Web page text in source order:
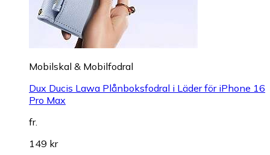
Mobilskal & Mobilfodral
Dux Ducis Lawa Plånboksfodral i Läder för iPhone 16
Pro Max
fr.
149 kr